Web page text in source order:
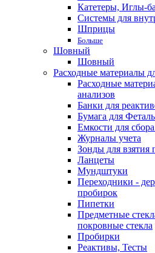
Катетеры, Иглы-
Системы для
Шприцы
Больше
Шовный
Шовный
Расходные материалы
Расходные
анализов
Банки для
Бумага для
Емкости для
Журналы учета
Зонды для взятия
Ланцеты
Мундштуки
Переходники -
пробирок
Пипетки
Предметные
покровные стекла
Пробирки
Реактивы, Тесты